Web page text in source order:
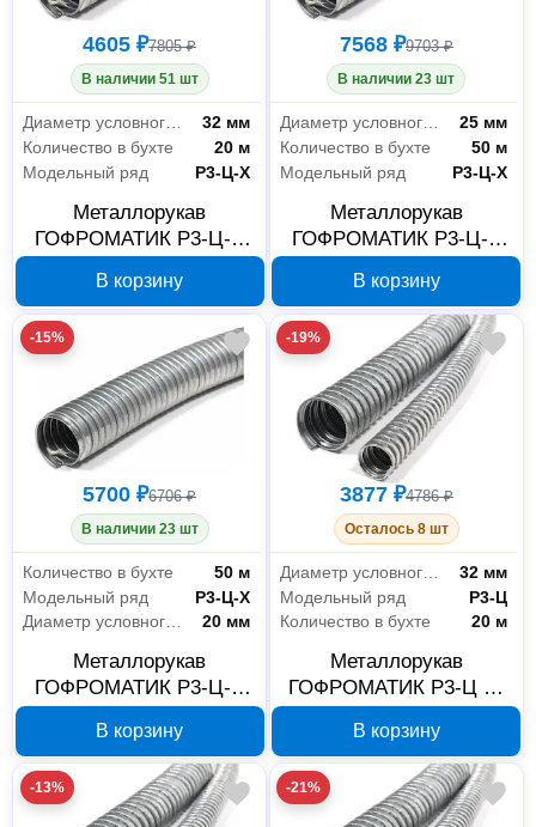
4605 ₽7805 ₽
В наличии 51 шт
32 мм
Количество в бухте
20 м
Модельный ряд
Р3-Ц-Х
Металлорукав
ГОФРОМАТИК Р3-Ц-Х
В корзину
7568 ₽9703 ₽
В наличии 23 шт
Диаметр условного прохода
25 мм
Количество в бухте
50 м
Модельный ряд
Р3-Ц-Х
Металлорукав
ГОФРОМАТИК Р3-Ц-Х
В корзину
-15%
5700 ₽6706 ₽
В наличии 23 шт
Количество в бухте
50 м
Модельный ряд
Р3-Ц-Х
Диаметр условного прохода
20 мм
Металлорукав
ГОФРОМАТИК Р3-Ц-Х
В корзину
-19%
3877 ₽4786 ₽
Осталось 8 шт
Диаметр условного прохода
32 мм
Модельный ряд
Р3-Ц
Количество в бухте
20 м
Металлорукав
ГОФРОМАТИК Р3-Ц 32
В корзину
-13% -21%